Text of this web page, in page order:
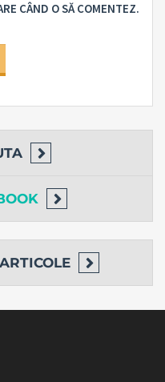
CÂND O SĂ COMENTEZ.